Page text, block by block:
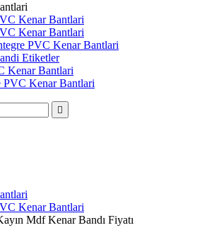
Kenar Bantlari
Kenar Bantlari
PVC Kenar Bantlari
Etiketler
Kenar Bantlari
PVC Kenar Bantlari

Kenar Bantlari
Mdf Kenar Bandı Fiyatı